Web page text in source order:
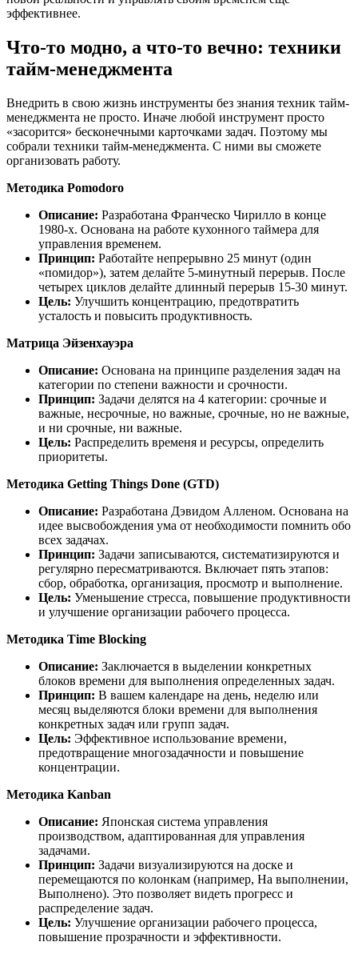
эффективнее.
Что-то модно, а что-то вечно: техники
тайм-менеджмента
Внедрить в свою жизнь инструменты без знания техник тайм-
менеджмента не просто. Иначе любой инструмент просто
«засорится» бесконечными карточками задач. Поэтому мы
собрали техники тайм-менеджмента. С ними вы сможете
организовать работу.
Методика Pomodoro
Описание: Разработана Франческо Чирилло в конце
1980-х. Основана на работе кухонного таймера для
управления временем.
Принцип: Работайте непрерывно 25 минут (один
«помидор»), затем делайте 5-минутный перерыв. После
четырех циклов делайте длинный перерыв 15-30 минут.
Цель: Улучшить концентрацию, предотвратить
усталость и повысить продуктивность.
Матрица Эйзенхауэра
Описание: Основана на принципе разделения задач на
категории по степени важности и срочности.
Принцип: Задачи делятся на 4 категории: срочные и
важные, несрочные, но важные, срочные, но не важные,
и ни срочные, ни важные.
Цель: Распределить временя и ресурсы, определить
приоритеты.
Методика Getting Things Done (GTD)
Описание: Разработана Дэвидом Алленом. Основана на
идее высвобождения ума от необходимости помнить обо
всех задачах.
Принцип: Задачи записываются, систематизируются и
регулярно пересматриваются. Включает пять этапов:
сбор, обработка, организация, просмотр и выполнение.
Цель: Уменьшение стресса, повышение продуктивности
и улучшение организации рабочего процесса.
Методика Time Blocking
Описание: Заключается в выделении конкретных
блоков времени для выполнения определенных задач.
Принцип: В вашем календаре на день, неделю или
месяц выделяются блоки времени для выполнения
конкретных задач или групп задач.
Цель: Эффективное использование времени,
предотвращение многозадачности и повышение
концентрации.
Методика Kanban
Описание: Японская система управления
производством, адаптированная для управления
задачами.
Принцип: Задачи визуализируются на доске и
перемещаются по колонкам (например, На выполнении,
Выполнено). Это позволяет видеть прогресс и
распределение задач.
Цель: Улучшение организации рабочего процесса,
повышение прозрачности и эффективности.